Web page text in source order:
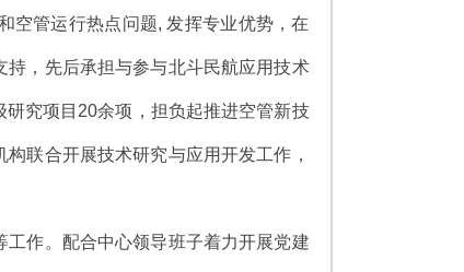
空管运行热点问题, 发挥专业优势，在
，先后承担与参与北斗民航应用技术
究项目20余项，担负起推进空管新技
联合开展技术研究与应用开发工作，
作。配合中心领导班子着力开展党建